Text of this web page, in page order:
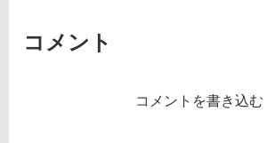
コメント
コメントを書き込む